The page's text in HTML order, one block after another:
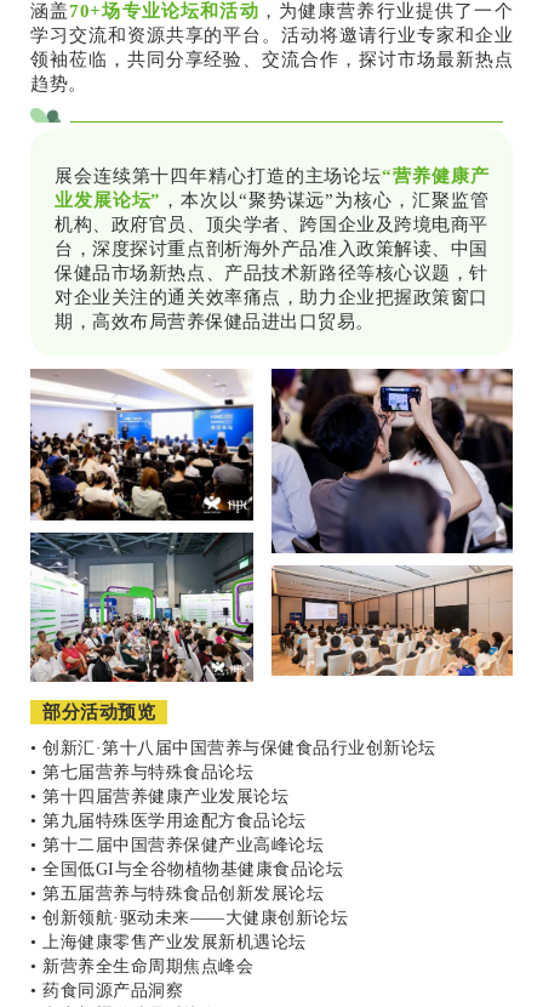
涵盖70+场专业论坛和活动 ，为健康营养行业提供了一个
学习交流和资源共享的平台。活动将邀请行业专家和企业
领袖莅临，共同分享经验、交流合作，探讨市场最新热点
趋势。
展会连续第十四年精心打造的主场论坛“营养健康产
业发展论坛” ，本次以“聚势谋远”为核心，汇聚监管
机构、政府官员、顶尖学者、跨国企业及跨境电商平
台，深度探讨重点剖析海外产品准入政策解读、中国
保健品市场新热点、产品技术新路径等核心议题，针
对企业关注的通关效率痛点，助力企业把握政策窗口
期，高效布局营养保健品进出口贸易。
部分活动预览
• 创新汇·第十八届中国营养与保健食品行业创新论坛
• 第七届营养与特殊食品论坛
• 第十四届营养健康产业发展论坛
• 第九届特殊医学用途配方食品论坛
• 第十二届中国营养保健产业高峰论坛
• 全国低GI与全谷物植物基健康食品论坛
• 第五届营养与特殊食品创新发展论坛
• 创新领航·驱动未来——大健康创新论坛
• 上海健康零售产业发展新机遇论坛
• 新营养全生命周期焦点峰会
• 药食同源产品洞察